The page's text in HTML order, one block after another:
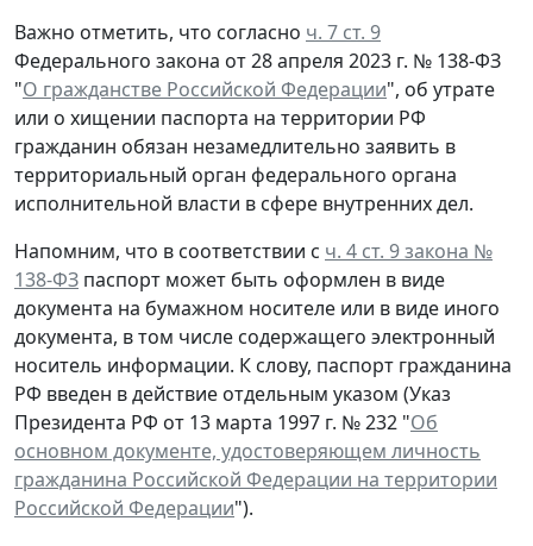
Важно отметить, что согласно ч. 7 ст. 9
Федерального закона от 28 апреля 2023 г. № 138-ФЗ
"О гражданстве Российской Федерации", об утрате
или о хищении паспорта на территории РФ
гражданин обязан незамедлительно заявить в
территориальный орган федерального органа
исполнительной власти в сфере внутренних дел.
Напомним, что в соответствии с ч. 4 ст. 9 закона №
138-ФЗ паспорт может быть оформлен в виде
документа на бумажном носителе или в виде иного
документа, в том числе содержащего электронный
носитель информации. К слову, паспорт гражданина
РФ введен в действие отдельным указом (Указ
Президента РФ от 13 марта 1997 г. № 232 "Об
основном документе, удостоверяющем личность
гражданина Российской Федерации на территории
Российской Федерации").